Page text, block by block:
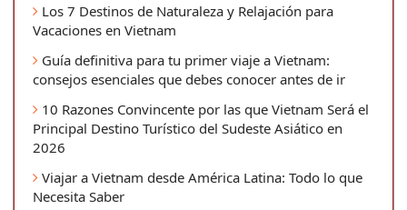
Los 7 Destinos de Naturaleza y Relajación para
Vacaciones en Vietnam
Guía definitiva para tu primer viaje a Vietnam:
consejos esenciales que debes conocer antes de ir
10 Razones Convincente por las que Vietnam Será el
Principal Destino Turístico del Sudeste Asiático en
2026
Viajar a Vietnam desde América Latina: Todo lo que
Necesita Saber